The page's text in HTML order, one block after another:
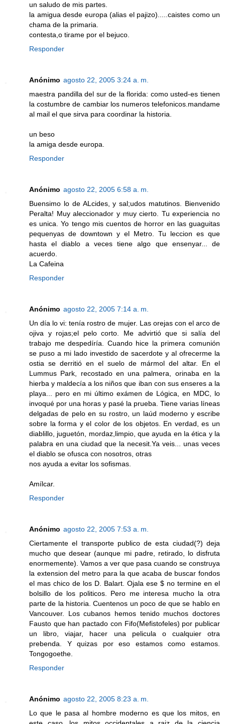
un saludo de mis partes.
la amigua desde europa (alias el pajizo).....caistes como un
chama de la primaria.
contesta,o tirame por el bejuco.
Responder
Anónimo agosto 22, 2005 3:24 a. m.
maestra pandilla del sur de la florida: como usted-es tienen
la costumbre de cambiar los numeros telefonicos.mandame
al mail el que sirva para coordinar la historia.
un beso
la amiga desde europa.
Responder
Anónimo agosto 22, 2005 6:58 a. m.
Buensimo lo de ALcides, y sal;udos matutinos. Bienvenido
Peralta! Muy aleccionador y muy cierto. Tu experiencia no
es unica. Yo tengo mis cuentos de horror en las guaguitas
pequenyas de downtown y el Metro. Tu leccion es que
hasta el diablo a veces tiene algo que ensenyar... de
acuerdo.
La Cafeina
Responder
Anónimo agosto 22, 2005 7:14 a. m.
Un día lo vi: tenía rostro de mujer. Las orejas con el arco de
ojiva y rojas;el pelo corto. Me advirtió que si salía del
trabajo me despedíría. Cuando hice la primera comunión
se puso a mi lado investido de sacerdote y al ofrecerme la
ostia se derritió en el suelo de mármol del altar. En el
Lummus Park, recostado en una palmera, orinaba en la
hierba y maldecía a los niños que iban con sus enseres a la
playa... pero en mi último exámen de Lógica, en MDC, lo
invoqué por una horas y pasé la prueba. Tiene varias líneas
delgadas de pelo en su rostro, un laúd moderno y escribe
sobre la forma y el color de los objetos. En verdad, es un
diablillo, juguetón, mordaz,limpio, que ayuda en la ética y la
palabra en una ciudad que la necesit.Ya veis... unas veces
el diablo se ofusca con nosotros, otras
nos ayuda a evitar los sofismas.
Amílcar.
Responder
Anónimo agosto 22, 2005 7:53 a. m.
Ciertamente el transporte publico de esta ciudad(?) deja
mucho que desear (aunque mi padre, retirado, lo disfruta
enormemente). Vamos a ver que pasa cuando se construya
la extension del metro para la que acaba de buscar fondos
el mas chico de los D. Balart. Ojala ese $ no termine en el
bolsillo de los politicos. Pero me interesa mucho la otra
parte de la historia. Cuentenos un poco de que se hablo en
Vancouver. Los cubanos hemos tenido muchos doctores
Fausto que han pactado con Fifo(Mefistofeles) por publicar
un libro, viajar, hacer una pelicula o cualquier otra
prebenda. Y quizas por eso estamos como estamos.
Tongogoethe.
Responder
Anónimo agosto 22, 2005 8:23 a. m.
Lo que le pasa al hombre moderno es que los mitos, en